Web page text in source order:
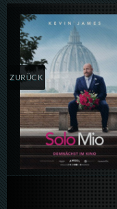
Details,Play
ZURÜCK